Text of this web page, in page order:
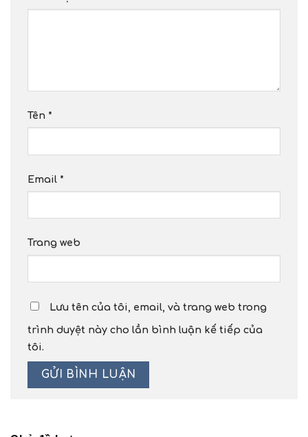
Tên *
Email *
Trang web
Lưu tên của tôi, email, và trang web trong
trình duyệt này cho lần bình luận kế tiếp của
tôi.